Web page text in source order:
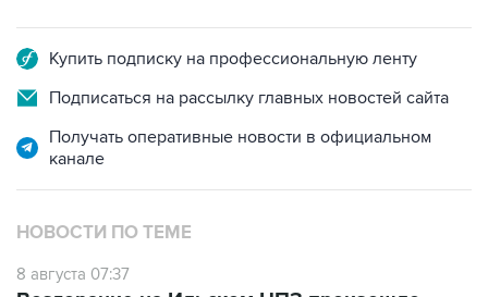
Купить подписку на профессиональную ленту
Подписаться на рассылку главных новостей сайта
Получать оперативные новости в официальном
канале
НОВОСТИ ПО ТЕМЕ
8 августа 07:37